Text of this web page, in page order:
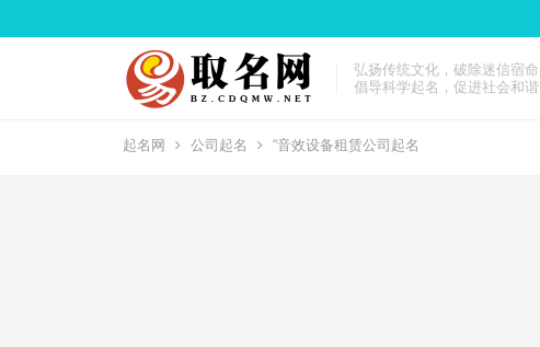
弘扬传统文化，破除迷信宿命
倡导科学起名，促进社会和谐
起名网 公司起名 “音效设备租赁公司起名